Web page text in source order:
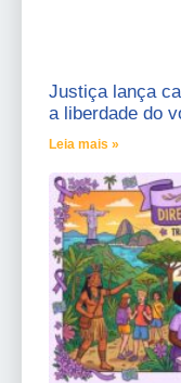
Justiça lança
a liberdade do
Leia mais »